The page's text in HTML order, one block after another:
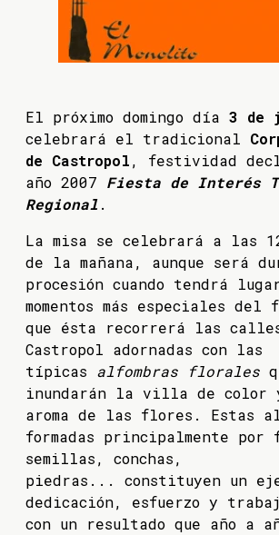
El próximo domingo día 3 de
celebrará el tradicional
de Castropol, festividad
año 2007 Fiesta de Interés
Regional.
La misa se celebrará a las
de la mañana, aunque será
procesión cuando tendrá
momentos más especiales
que ésta recorrerá las
Castropol adornadas con las
típicas alfombras florales
inundarán la villa de color
aroma de las flores. Estas
formadas principalmente por
semillas, conchas,
piedras... constituyen un
dedicación, esfuerzo y
con un resultado que año a